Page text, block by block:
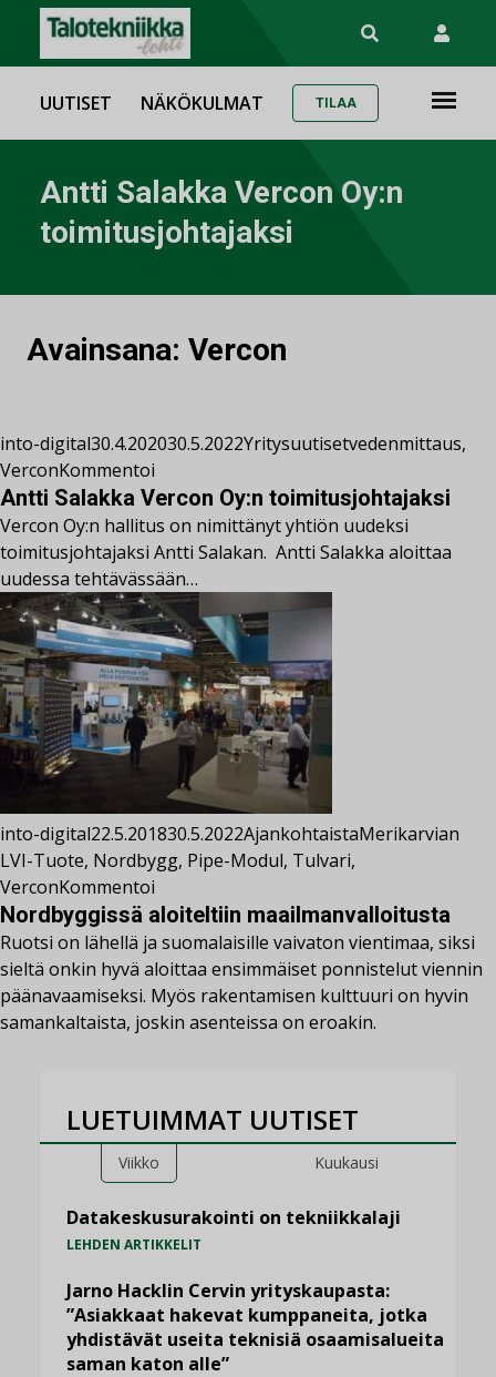
UUTISET NÄKÖKULMAT TILAA
Antti Salakka Vercon Oy:n
toimitusjohtajaksi
Avainsana: Vercon
into-digital30.4.202030.5.2022Yritysuutisetvedenmittaus,
VerconKommentoi
Antti Salakka Vercon Oy:n toimitusjohtajaksi
Vercon Oy:n hallitus on nimittänyt yhtiön uudeksi
toimitusjohtajaksi Antti Salakan. Antti Salakka aloittaa
uudessa tehtävässään…
into-digital22.5.201830.5.2022AjankohtaistaMerikarvian
LVI-Tuote, Nordbygg, Pipe-Modul, Tulvari,
VerconKommentoi
Nordbyggissä aloiteltiin maailmanvalloitusta
Ruotsi on lähellä ja suomalaisille vaivaton vientimaa, siksi
sieltä onkin hyvä aloittaa ensimmäiset ponnistelut viennin
päänavaamiseksi. Myös rakentamisen kulttuuri on hyvin
samankaltaista, joskin asenteissa on eroakin.
LUETUIMMAT UUTISET
Viikko Kuukausi
Datakeskusurakointi on tekniikkalaji
LEHDEN ARTIKKELIT
Jarno Hacklin Cervin yrityskaupasta:
”Asiakkaat hakevat kumppaneita, jotka
yhdistävät useita teknisiä osaamisalueita
saman katon alle”